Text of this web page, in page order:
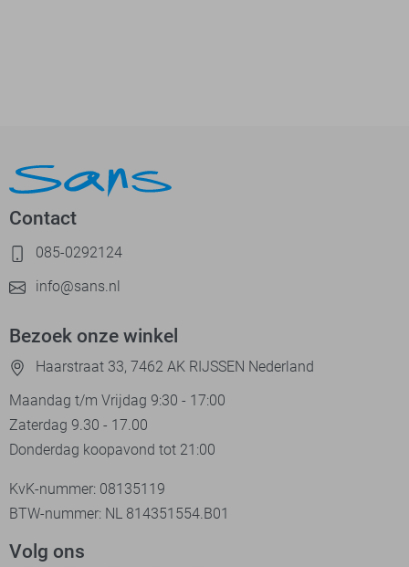
Contact
085-0292124
info@sans.nl
Bezoek onze winkel
Haarstraat 33, 7462 AK RIJSSEN Nederland
Maandag t/m Vrijdag 9:30 - 17:00
Zaterdag 9.30 - 17.00
Donderdag koopavond tot 21:00
KvK-nummer: 08135119
BTW-nummer: NL 814351554.B01
Volg ons